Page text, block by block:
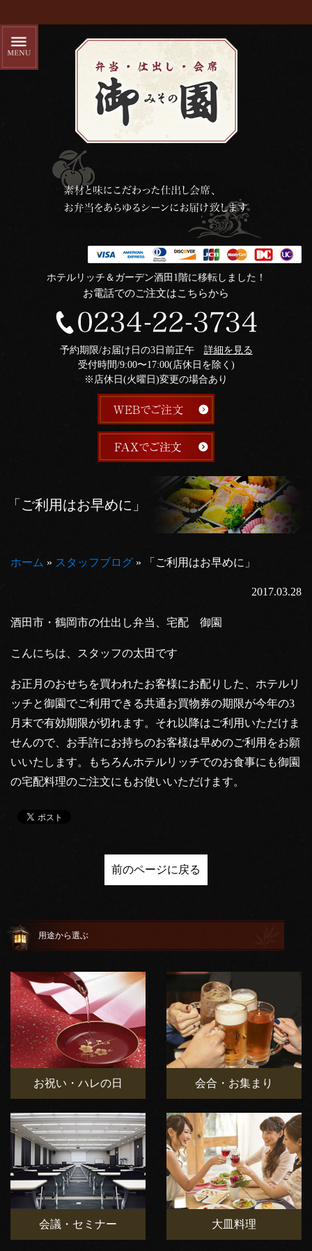
ホテルリッチ＆ガーデン酒田1階に移転しました！
お電話でのご注文はこちらから
予約期限/お届け日の3日前正午 詳細を見る
受付時間/9:00〜17:00(店休日を除く)
※店休日(火曜日)変更の場合あり
「ご利用はお早めに」
ホーム » スタッフブログ » 「ご利用はお早めに」
2017.03.28
酒田市・鶴岡市の仕出し弁当、宅配 御園
こんにちは、スタッフの太田です
お正月のおせちを買われたお客様にお配りした、ホテルリ
ッチと御園でご利用できる共通お買物券の期限が今年の3
月末で有効期限が切れます。それ以降はご利用いただけま
せんので、お手許にお持ちのお客様は早めのご利用をお願
いいたします。もちろんホテルリッチでのお食事にも御園
の宅配料理のご注文にもお使いいただけます。
前のページに戻る
用途から選ぶ
お祝い・ハレの日 会合・お集まり
会議・セミナー 大皿料理